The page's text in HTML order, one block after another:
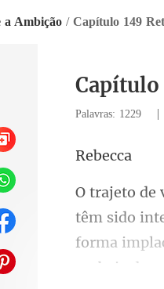
Ambição / Capítulo 149
Capítulo
Palavras: 1229
be
forma